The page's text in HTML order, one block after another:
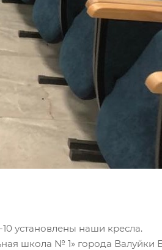
установлены наши кресла.
школа № 1» города Валуйки